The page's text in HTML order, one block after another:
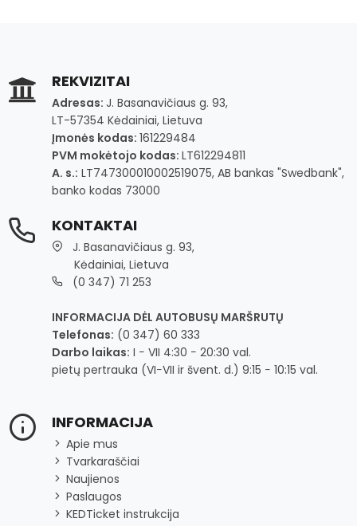
REKVIZITAI
Adresas: J. Basanavičiaus g. 93,
LT-57354 Kėdainiai, Lietuva
Įmonės kodas: 161229484
PVM mokėtojo kodas: LT612294811
A. s.: LT747300010002519075, AB bankas "Swedbank",
banko kodas 73000
KONTAKTAI
J. Basanavičiaus g. 93,
Kėdainiai, Lietuva
(0 347) 71 253
INFORMACIJA DĖL AUTOBUSŲ MARŠRUTŲ
Telefonas: (0 347) 60 333
Darbo laikas: I − VII 4:30 − 20:30 val.
pietų pertrauka (VI−VII ir švent. d.) 9:15 − 10:15 val.
INFORMACIJA
Apie mus
Tvarkaraščiai
Naujienos
Paslaugos
KEDTicket instrukcija